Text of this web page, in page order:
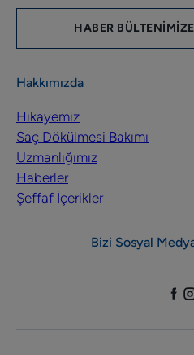
HABER
Hakkımızda
Hikayemiz
Saç Dökülmesi Bakımı
Uzmanlığımız
Haberler
Şeffaf İçerikler
Bizi Sosyal